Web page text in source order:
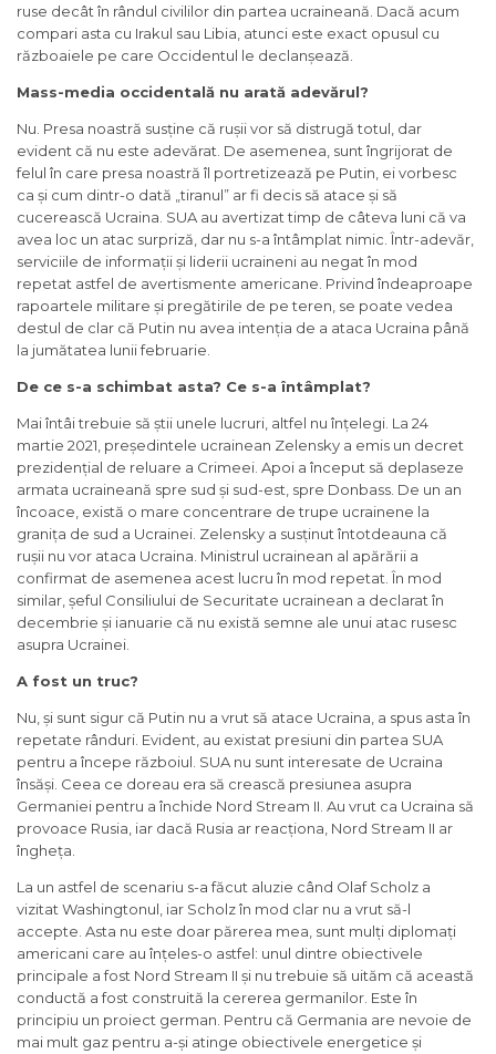
ruse decât în ​​rândul civililor din partea ucraineană. Dacă acum
compari asta cu Irakul sau Libia, atunci este exact opusul cu
războaiele pe care Occidentul le declanșează.
Mass-media occidentală nu arată adevărul?
Nu. Presa noastră susține că rușii vor să distrugă totul, dar
evident că nu este adevărat. De asemenea, sunt îngrijorat de
felul în care presa noastră îl portretizează pe Putin, ei vorbesc
ca și cum dintr-o dată „tiranul” ar fi decis să atace și să
cucerească Ucraina. SUA au avertizat timp de câteva luni că va
avea loc un atac surpriză, dar nu s-a întâmplat nimic. Într-adevăr,
serviciile de informații și liderii ucraineni au negat în mod
repetat astfel de avertismente americane. Privind îndeaproape
rapoartele militare și pregătirile de pe teren, se poate vedea
destul de clar că Putin nu avea intenția de a ataca Ucraina până
la jumătatea lunii februarie.
De ce s-a schimbat asta? Ce s-a întâmplat?
Mai întâi trebuie să știi unele lucruri, altfel nu înțelegi. La 24
martie 2021, președintele ucrainean Zelensky a emis un decret
prezidențial de reluare a Crimeei. Apoi a început să deplaseze
armata ucraineană spre sud și sud-est, spre Donbass. De un an
încoace, există o mare concentrare de trupe ucrainene la
granița de sud a Ucrainei. Zelensky a susținut întotdeauna că
rușii nu vor ataca Ucraina. Ministrul ucrainean al apărării a
confirmat de asemenea acest lucru în mod repetat. În mod
similar, șeful Consiliului de Securitate ucrainean a declarat în
decembrie și ianuarie că nu există semne ale unui atac rusesc
asupra Ucrainei.
A fost un truc?
Nu, și sunt sigur că Putin nu a vrut să atace Ucraina, a spus asta în
repetate rânduri. Evident, au existat presiuni din partea SUA
pentru a începe războiul. SUA nu sunt interesate de Ucraina
însăși. Ceea ce doreau era să crească presiunea asupra
Germaniei pentru a închide Nord Stream II. Au vrut ca Ucraina să
provoace Rusia, iar dacă Rusia ar reacționa, Nord Stream II ar
îngheța.
La un astfel de scenariu s-a făcut aluzie când Olaf Scholz a
vizitat Washingtonul, iar Scholz în mod clar nu a vrut să-l
accepte. Asta nu este doar părerea mea, sunt mulți diplomați
americani care au înțeles-o astfel: unul dintre obiectivele
principale a fost Nord Stream II și nu trebuie să uităm că această
conductă a fost construită la cererea germanilor. Este în
principiu un proiect german. Pentru că Germania are nevoie de
mai mult gaz pentru a-și atinge obiectivele energetice și